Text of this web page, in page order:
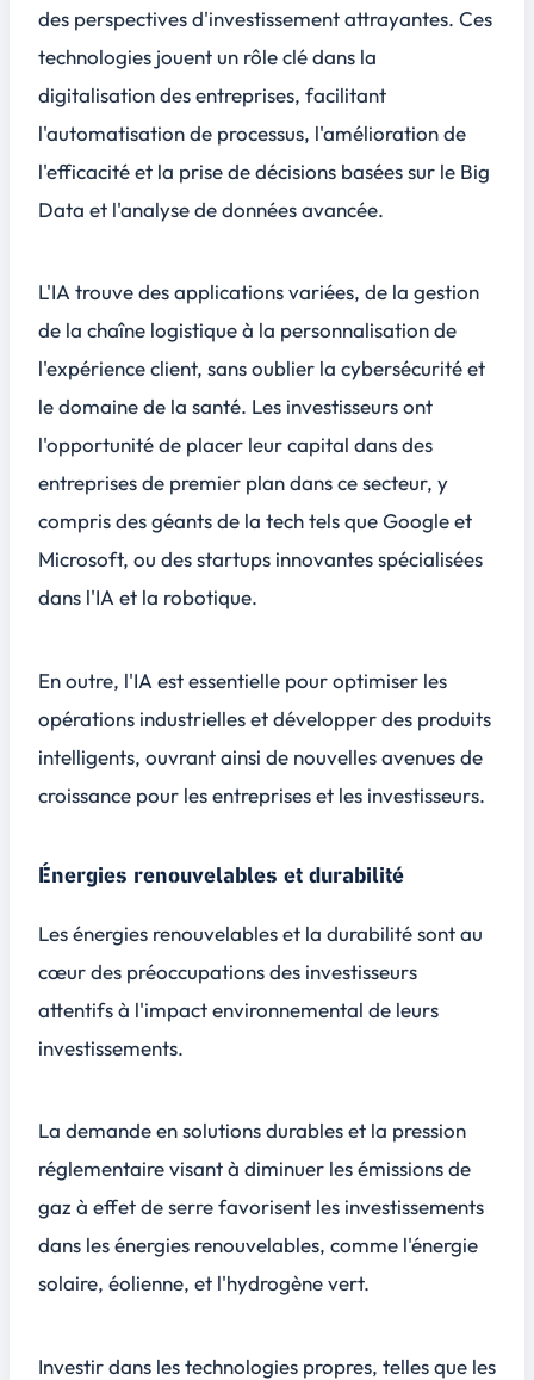
des perspectives d'investissement attrayantes. Ces
technologies jouent un rôle clé dans la
digitalisation des entreprises, facilitant
l'automatisation de processus, l'amélioration de
l'efficacité et la prise de décisions basées sur le Big
Data et l'analyse de données avancée.
L'IA trouve des applications variées, de la gestion
de la chaîne logistique à la personnalisation de
l'expérience client, sans oublier la cybersécurité et
le domaine de la santé. Les investisseurs ont
l'opportunité de placer leur capital dans des
entreprises de premier plan dans ce secteur, y
compris des géants de la tech tels que Google et
Microsoft, ou des startups innovantes spécialisées
dans l'IA et la robotique.
En outre, l'IA est essentielle pour optimiser les
opérations industrielles et développer des produits
intelligents, ouvrant ainsi de nouvelles avenues de
croissance pour les entreprises et les investisseurs.
Énergies renouvelables et durabilité
Les énergies renouvelables et la durabilité sont au
cœur des préoccupations des investisseurs
attentifs à l'impact environnemental de leurs
investissements.
La demande en solutions durables et la pression
réglementaire visant à diminuer les émissions de
gaz à effet de serre favorisent les investissements
dans les énergies renouvelables, comme l'énergie
solaire, éolienne, et l'hydrogène vert.
Investir dans les technologies propres, telles que les